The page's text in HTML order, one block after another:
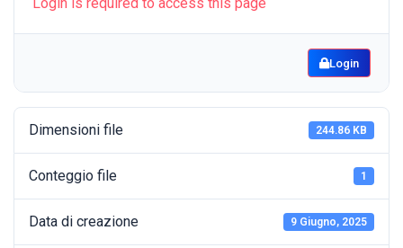
Login
Dimensioni file 244.86 KB
Conteggio file 1
Data di creazione 9 Giugno, 2025